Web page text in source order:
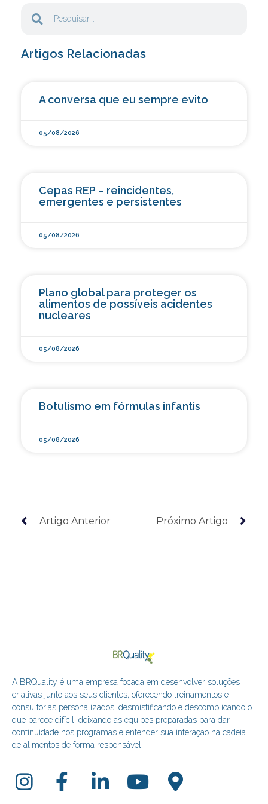
Artigos Relacionadas
A conversa que eu sempre evito
05/08/2026
Cepas REP – reincidentes,
emergentes e persistentes
05/08/2026
Plano global para proteger os
alimentos de possíveis acidentes
nucleares
05/08/2026
Botulismo em fórmulas infantis
05/08/2026
Artigo Anterior Próximo Artigo
A BRQuality é uma empresa focada em desenvolver soluções
criativas junto aos seus clientes, oferecendo treinamentos e
consultorias personalizados, desmistificando e descomplicando o
que parece difícil, deixando as equipes preparadas para dar
continuidade nos programas e entender sua interação na cadeia
de alimentos de forma responsável.